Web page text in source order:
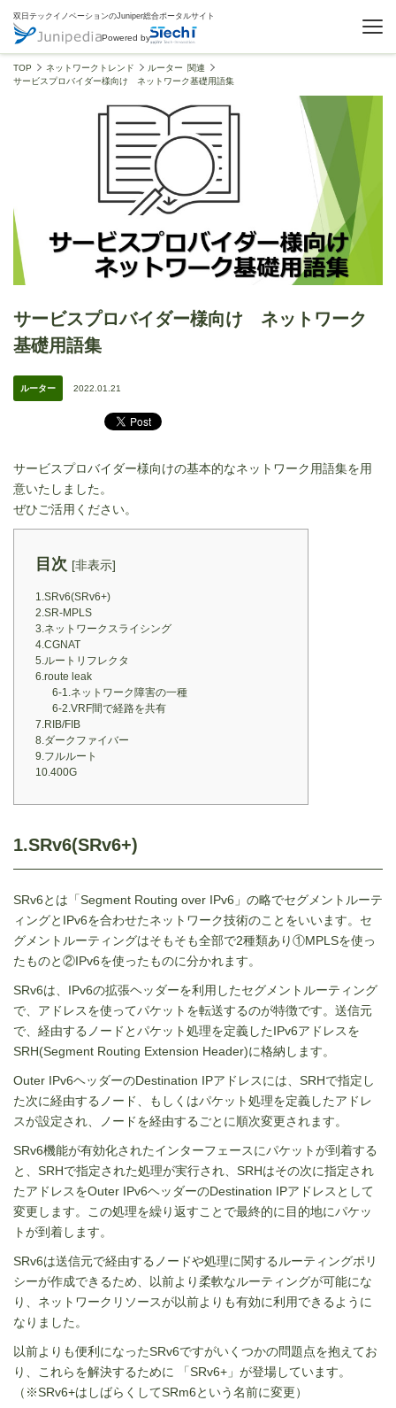
双日テックイノベーションのJuniper総合ポータルサイト
Powered by
TOP ネットワークトレンド
ルーター 関連
サービスプロバイダー様向け ネットワーク基礎用語集
サービスプロバイダー様向け ネットワーク
基礎用語集
ルーター 2022.01.21
サービスプロバイダー様向けの基本的なネットワーク用語集を用
意いたしました。
ぜひご活用ください。
目次 [非表示]
1.SRv6(SRv6+)
2.SR-MPLS
3.ネットワークスライシング
4.CGNAT
5.ルートリフレクタ
6.route leak
6-1.ネットワーク障害の一種
6-2.VRF間で経路を共有
7.RIB/FIB
8.ダークファイバー
9.フルルート
10.400G
1.SRv6(SRv6+)
SRv6とは「Segment Routing over IPv6 」の略でセグメントルーテ
ィングと IPv6を合わせたネットワーク技術のことをいいます。セ
グメントルーティングはそもそも全部で2種類あり①MPLSを使っ
たものと②IPv6を使ったものに分かれます。
SRv6は、 IPv6の拡張ヘッダーを利用したセグメントルーティング
で、アドレスを使ってパケットを転送するのが特徴です。送信元
で、経由するノードとパケット処理を定義したIPv6アドレスを
SRH(Segment Routing Extension Header)に格納します。
Outer IPv6ヘッダーのDestination IPアドレスには、 SRHで指定し
た次に経由するノード、もしくはパケット処理を定義したアドレ
スが設定され、ノードを経由するごとに順次変更されます。
SRv6機能が有効化されたインターフェースにパケットが到着する
と、 SRHで指定された処理が実行され、 SRHはその次に指定され
たアドレスをOuter IPv6ヘッダーのDestination IPアドレスとして
変更します。この処理を繰り返すことで最終的に目的地にパケッ
トが到着します。
SRv6は送信元で経由するノードや処理に関するルーティングポリ
シーが作成できるため、以前より柔軟なルーティングが可能にな
り、ネットワークリソースが以前よりも有効に利用できるように
なりました。
以前よりも便利になったSRv6ですがいくつかの問題点を抱えてお
り、これらを解決するために 「SRv6+ 」が登場しています。
（※SRv6+はしばらくしてSRm6という名前に変更）